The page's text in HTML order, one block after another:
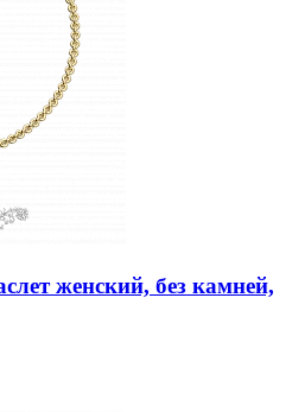
женский, без камней,